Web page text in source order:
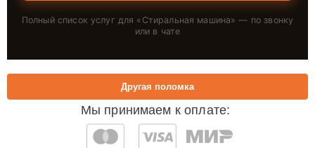
Полный список услуг для « Стиральная машина» — по звонку
или в чате
Мы принимаем к оплате:
Другая поломка